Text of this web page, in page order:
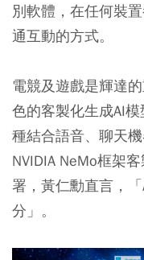
別軟體，在任何裝
通互動的方式。
電競及遊戲是輝達
色的客製化生成AI模
種結合語音、聊天
NVIDIA NeMo框架
署，黃仁勳直言，
分」。